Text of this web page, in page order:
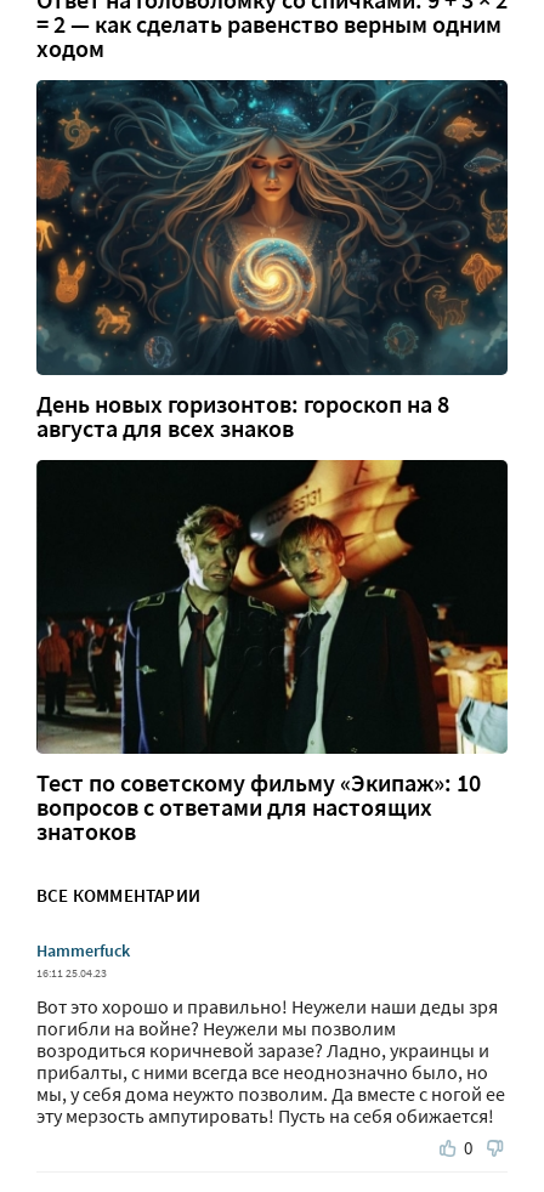
= 2 — как сделать равенство верным одним
ходом
День новых горизонтов: гороскоп на 8
августа для всех знаков
Тест по советскому фильму «Экипаж»: 10
вопросов с ответами для настоящих
знатоков
ВСЕ КОММЕНТАРИИ
Hammerfuck
16:11 25.04.23
Вот это хорошо и правильно! Неужели наши деды зря
погибли на войне? Неужели мы позволим
возродиться коричневой заразе? Ладно, украинцы и
прибалты, с ними всегда все неоднозначно было, но
мы, у себя дома неужто позволим. Да вместе с ногой ее
эту мерзость ампутировать! Пусть на себя обижается!
0